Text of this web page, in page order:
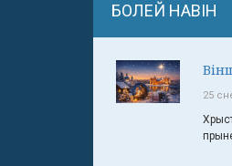
БОЛЕЙ НАВІН
25